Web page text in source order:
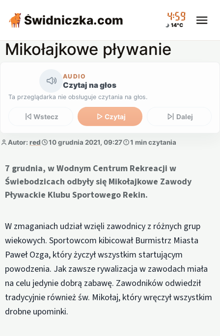
Świdniczka.com 04:59
14°C
Mikołajkowe pływanie
AUDIO
Czytaj na głos
Ta przeglądarka nie obsługuje czytania na głos.
Wstecz Czytaj Dalej
Autor: red 10 grudnia 2021, 09:27 1 min czytania
7 grudnia, w Wodnym Centrum Rekreacji w
Świebodzicach odbyły się Mikołajkowe Zawody
Pływackie Klubu Sportowego Rekin.
W zmaganiach udział wzięli zawodnicy z różnych grup
wiekowych. Sportowcom kibicował Burmistrz Miasta
Paweł Ozga, który życzył wszystkim startującym
powodzenia. Jak zawsze rywalizacja w zawodach miała
na celu jedynie dobrą zabawę. Zawodników odwiedził
tradycyjnie również św. Mikołaj, który wręczył wszystkim
drobne upominki.